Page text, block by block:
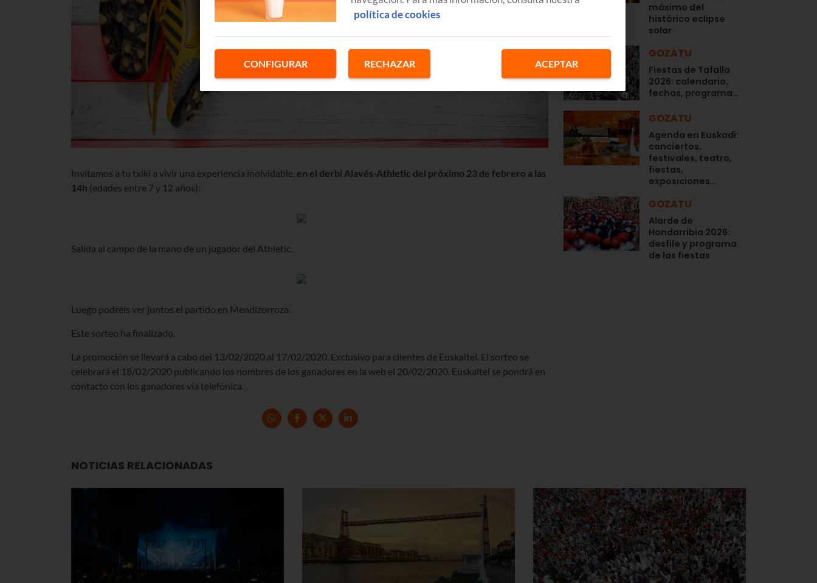
Invitamos a tu txiki a vivir una experiencia inolvidable, en el derbi Alavés-Athletic del próximo 23 de febrero a las
14h (edades entre 7 y 12 años):
Salida al campo de la mano de un jugador del Athletic.
Luego podréis ver juntos el partido en Mendizorroza.
Este sorteo ha finalizado.
La promoción se llevará a cabo del 13/02/2020 al 17/02/2020. Exclusivo para clientes de Euskaltel. El sorteo se
celebrará el 18/02/2020 publicando los nombres de los ganadores en la web el 20/02/2020. Euskaltel se pondrá en
contacto con los ganadores vía telefónica.
máximo del
histórico eclipse
solar
GOZATU
Fiestas de Tafalla
2026: calendario,
fechas, programa…
GOZATU
Agenda en Euskadi:
conciertos,
festivales, teatro,
fiestas,
exposiciones…
GOZATU
Alarde de
Hondarribia 2026:
desfile y programa
de las fiestas
NOTICIAS RELACIONADAS
política de cookies
CONFIGURAR RECHAZAR ACEPTAR